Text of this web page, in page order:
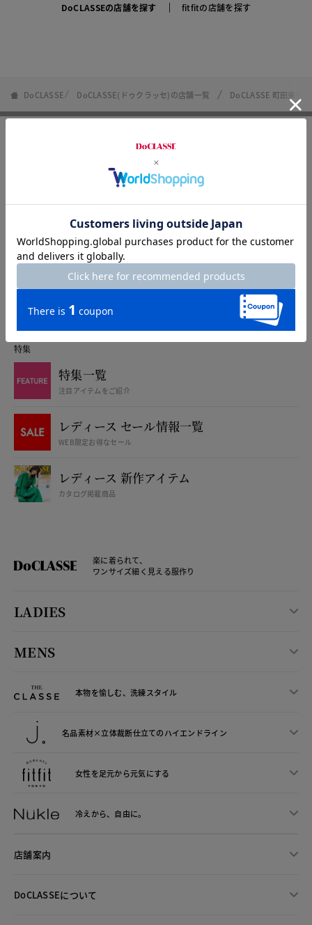
DoCLASSEの店舗を探す fitfitの店舗を探す
DoCLASSE DoCLASSE(ドゥクラッセ)の店舗一覧 DoCLASSE 町田東急
メルマガ登録で500円OFF！
8/31まで
アプリダウンロードで500円OFF！
特集
特集一覧
注目アイテムをご紹介
レディース セール情報一覧
WEB限定お得なセール
レディース 新作アイテム
カタログ掲載商品
楽に着られて、
ワンサイズ細く見える服作り
LADIES
MENS
本物を愉しむ、洗練スタイル
名品素材×立体裁断仕立てのハイエンドライン
女性を足元から元気にする
冷えから、 自由に。
店舗案内
DoCLASSEについて